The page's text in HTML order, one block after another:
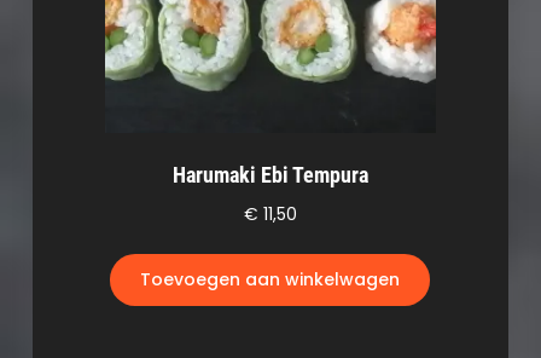
Harumaki Ebi Tempura
€ 11,50
Toevoegen aan winkelwagen